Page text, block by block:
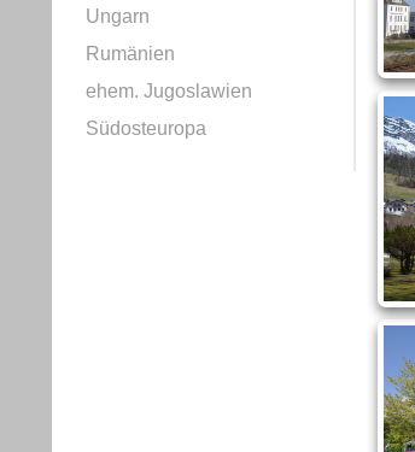
Ungarn
Rumänien
ehem. Jugoslawien
Südosteuropa